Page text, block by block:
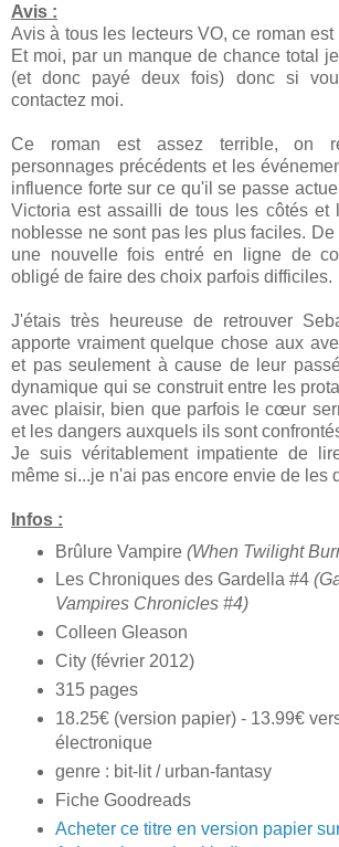
Avis :
Avis à tous les lecteurs VO, ce roman
Et moi, par un manque de chance total
(et donc payé deux fois) donc si
contactez moi.
Ce roman est assez terrible, on
personnages précédents et les
influence forte sur ce qu'il se passe
Victoria est assailli de tous les côtés et
noblesse ne sont pas les plus faciles.
une nouvelle fois entré en ligne de
obligé de faire des choix parfois difficiles.
J'étais très heureuse de retrouver
apporte vraiment quelque chose aux
et pas seulement à cause de leur
dynamique qui se construit entre les
avec plaisir, bien que parfois le cœur
et les dangers auxquels ils sont
Je suis véritablement impatiente de
même si...je n'ai pas encore envie de les
Infos :
Brûlure Vampire (When Twilight
Les Chroniques des Gardella #4
Vampires Chronicles #4)
Colleen Gleason
City (février 2012)
315 pages
18.25€ (version papier) - 13.99€
électronique
genre : bit-lit / urban-fantasy
Fiche Goodreads
Acheter ce titre en version papier